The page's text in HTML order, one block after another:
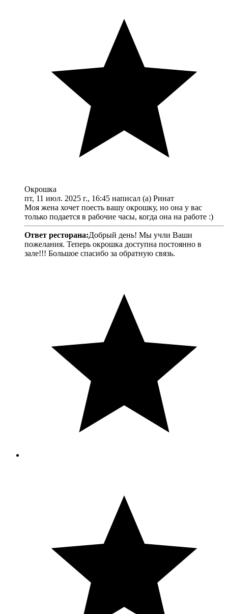
Окрошка
пт, 11 июл. 2025 г., 16:45 написал (а) Ринат
Моя жена хочет поесть вашу окрошку, но она у вас
только подается в рабочие часы, когда она на работе :)
Ответ ресторана:Добрый день! Мы учли Ваши
пожелания. Теперь окрошка доступна постоянно в
зале!!! Большое спасибо за обратную связь.